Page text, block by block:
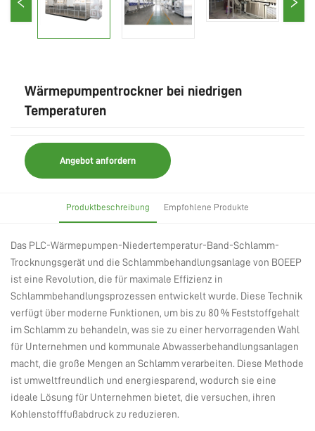
Wärmepumpentrockner bei niedrigen
Temperaturen
Angebot anfordern
Produktbeschreibung Empfohlene Produkte
Das PLC-Wärmepumpen-Niedertemperatur-Band-Schlamm-
Trocknungsgerät und die Schlammbehandlungsanlage von BOEEP
ist eine Revolution, die für maximale Effizienz in
Schlammbehandlungsprozessen entwickelt wurde. Diese Technik
verfügt über moderne Funktionen, um bis zu 80 % Feststoffgehalt
im Schlamm zu behandeln, was sie zu einer hervorragenden Wahl
für Unternehmen und kommunale Abwasserbehandlungsanlagen
macht, die große Mengen an Schlamm verarbeiten. Diese Methode
ist umweltfreundlich und energiesparend, wodurch sie eine
ideale Lösung für Unternehmen bietet, die versuchen, ihren
Kohlenstofffußabdruck zu reduzieren.